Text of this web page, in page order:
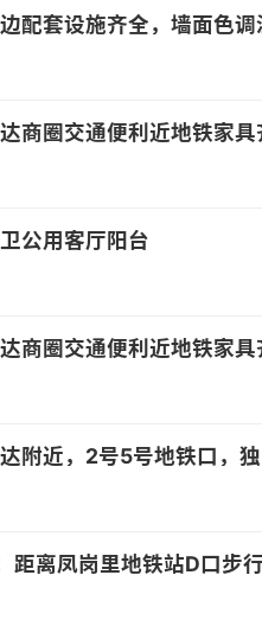
套设施齐全，墙面色调温馨，干
商圈交通便利近地铁家
公用客厅阳台
商圈交通便利近地铁家
附近，2号5号地铁口，
口步行340米 。 - 医疗：附近有福建省福州肺科医院、福州东南眼科医院(金山新院)、福建省立